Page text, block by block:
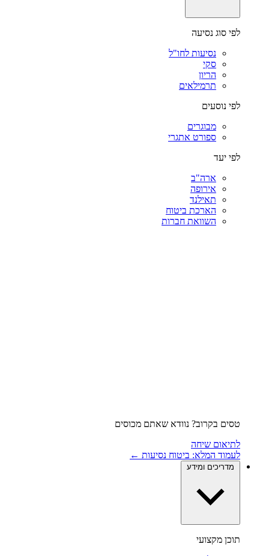
לפי סוג נסיעה
נסיעות לחו"ל
סקי
הריון
תרמילאים
לפי נוסעים
מבוגרים
ספורט אתגרי
לפי יעד
ארה"ב
אירופה
תאילנד
הארכת ביטוח
השוואת חברות
טסים בקרוב? נוודא שאתם מכוסים
לתיאום שיחה
לעמוד המלא: ביטוח נסיעות ←
מדריכים ומידע
תוכן מקצועי